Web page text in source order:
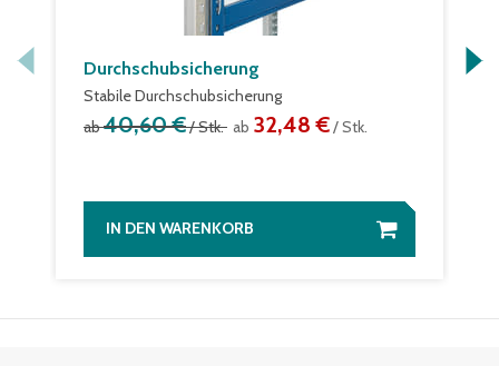
Durchschubsicherung
Stabile Durchschubsicherung
ab40,60 €/ Stk. ab 32,48 €/ Stk.
IN DEN WARENKORB